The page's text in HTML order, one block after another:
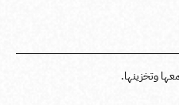
وتخزينها.